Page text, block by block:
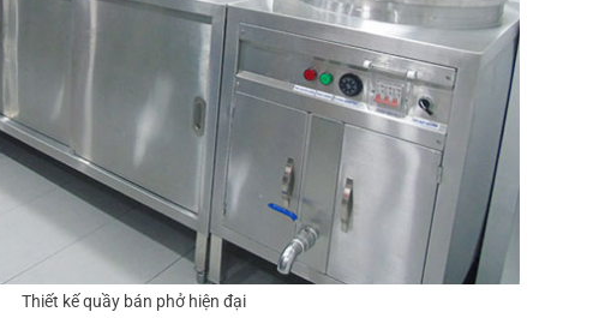
Thiết kế quầy bán phở hiện đại